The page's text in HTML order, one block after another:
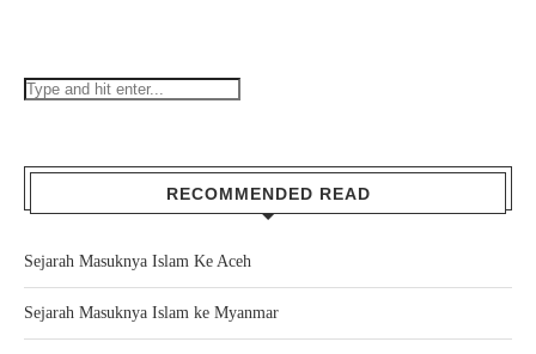
RECOMMENDED READ
Sejarah Masuknya Islam Ke Aceh
Sejarah Masuknya Islam ke Myanmar